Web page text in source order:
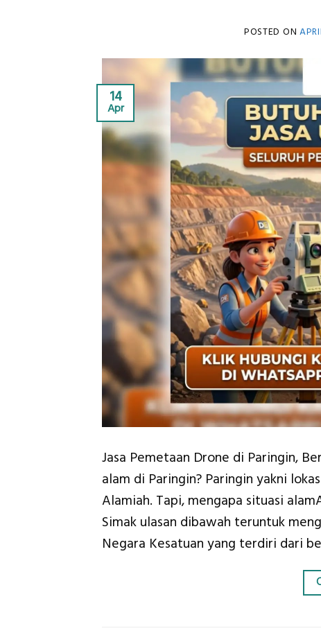
POSTED ON
14
Apr
Jasa Pemetaan Drone di Paringin,
alam di Paringin? Paringin yakni
Alamiah. Tapi, mengapa situasi
Simak ulasan dibawah teruntuk
Negara Kesatuan yang terdiri dari